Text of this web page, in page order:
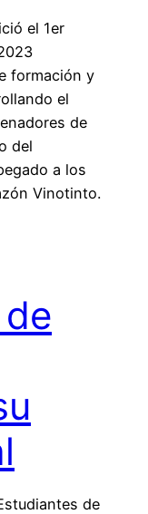
el 1er
formación y
el
de
del
a los
Vinotinto.
de